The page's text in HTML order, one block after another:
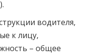
водителя,
к лицу,
– общее